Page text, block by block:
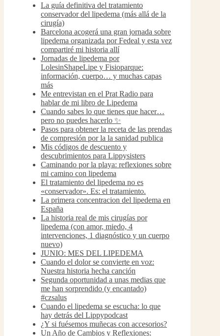
La guía definitiva del tratamiento
conservador del lipedema (más allá de la
cirugía)
Barcelona acogerá una gran jornada sobre
lipedema organizada por Fedeal y esta vez
compartiré mi historia allí
Jornadas de lipedema por
LolesinShapeLipe y Fisioparque:
información, cuerpo… y muchas capas
más
Me entrevistan en el Prat Radio para
hablar de mi libro de Lipedema
Cuando sabes lo que tienes que hacer…
pero no puedes hacerlo ✨
Pasos para obtener la receta de las prendas
de compresión por la la sanidad publica
Mis códigos de descuento y
descubrimientos para Lippysisters
Caminando por la playa: reflexiones sobre
mi camino con lipedema
El tratamiento del lipedema no es
«conservador». Es: el tratamiento.
La primera concentracion del lipedema en
España
La historia real de mis cirugías por
lipedema (con amor, miedo, 4
intervenciones, 1 diagnóstico y un cuerpo
nuevo)
JUNIO: MES DEL LIPEDEMA
Cuando el dolor se convierte en voz:
Nuestra historia hecha canción
Segunda oportunidad a unas medias que
me han sorprendido (y encantado)
#czsalus
Cuando el lipedema se escucha: lo que
hay detrás del Lippypodcast
¿Y si fuésemos muñecas con accesorios?
Un Año de Cambios y Reflexiones: